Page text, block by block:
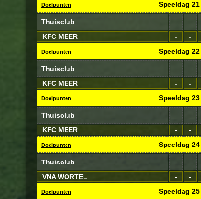
Doelpunten Speeldag 21
Thuisclub
KFC MEER
- -
Doelpunten Speeldag 22
Thuisclub
KFC MEER
- -
Doelpunten Speeldag 23
Thuisclub
KFC MEER
- -
Doelpunten Speeldag 24
Thuisclub
VNA WORTEL
- -
Doelpunten Speeldag 25